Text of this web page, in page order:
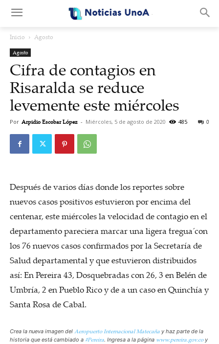
Inicio Agosto
Agosto
Cifra de contagios en
Risaralda se reduce
levemente este miércoles
Por Arpidio Escobar López - Miércoles, 5 de agosto de 2020 0
485
Después de varios días donde los reportes sobre
nuevos casos positivos estuvieron por encima del
centenar, este miércoles la velocidad de contagio en el
departamento pareciera marcar una ligera ´tregua´ con
los 76 nuevos casos confirmados por la Secretaría de
Salud departamental y que estuvieron distribuidos
así: En Pereira 43, Dosquebradas con 26, 3 en Belén de
Umbría, 2 en Pueblo Rico y de a un caso en Quinchía y
Santa Rosa de Cabal.
Crea la nueva imagen del Aeropuerto Internacional Matecaña y haz parte de la
historia que está cambiado a #Pereira. Ingresa a la página www.pereira.gov.coy